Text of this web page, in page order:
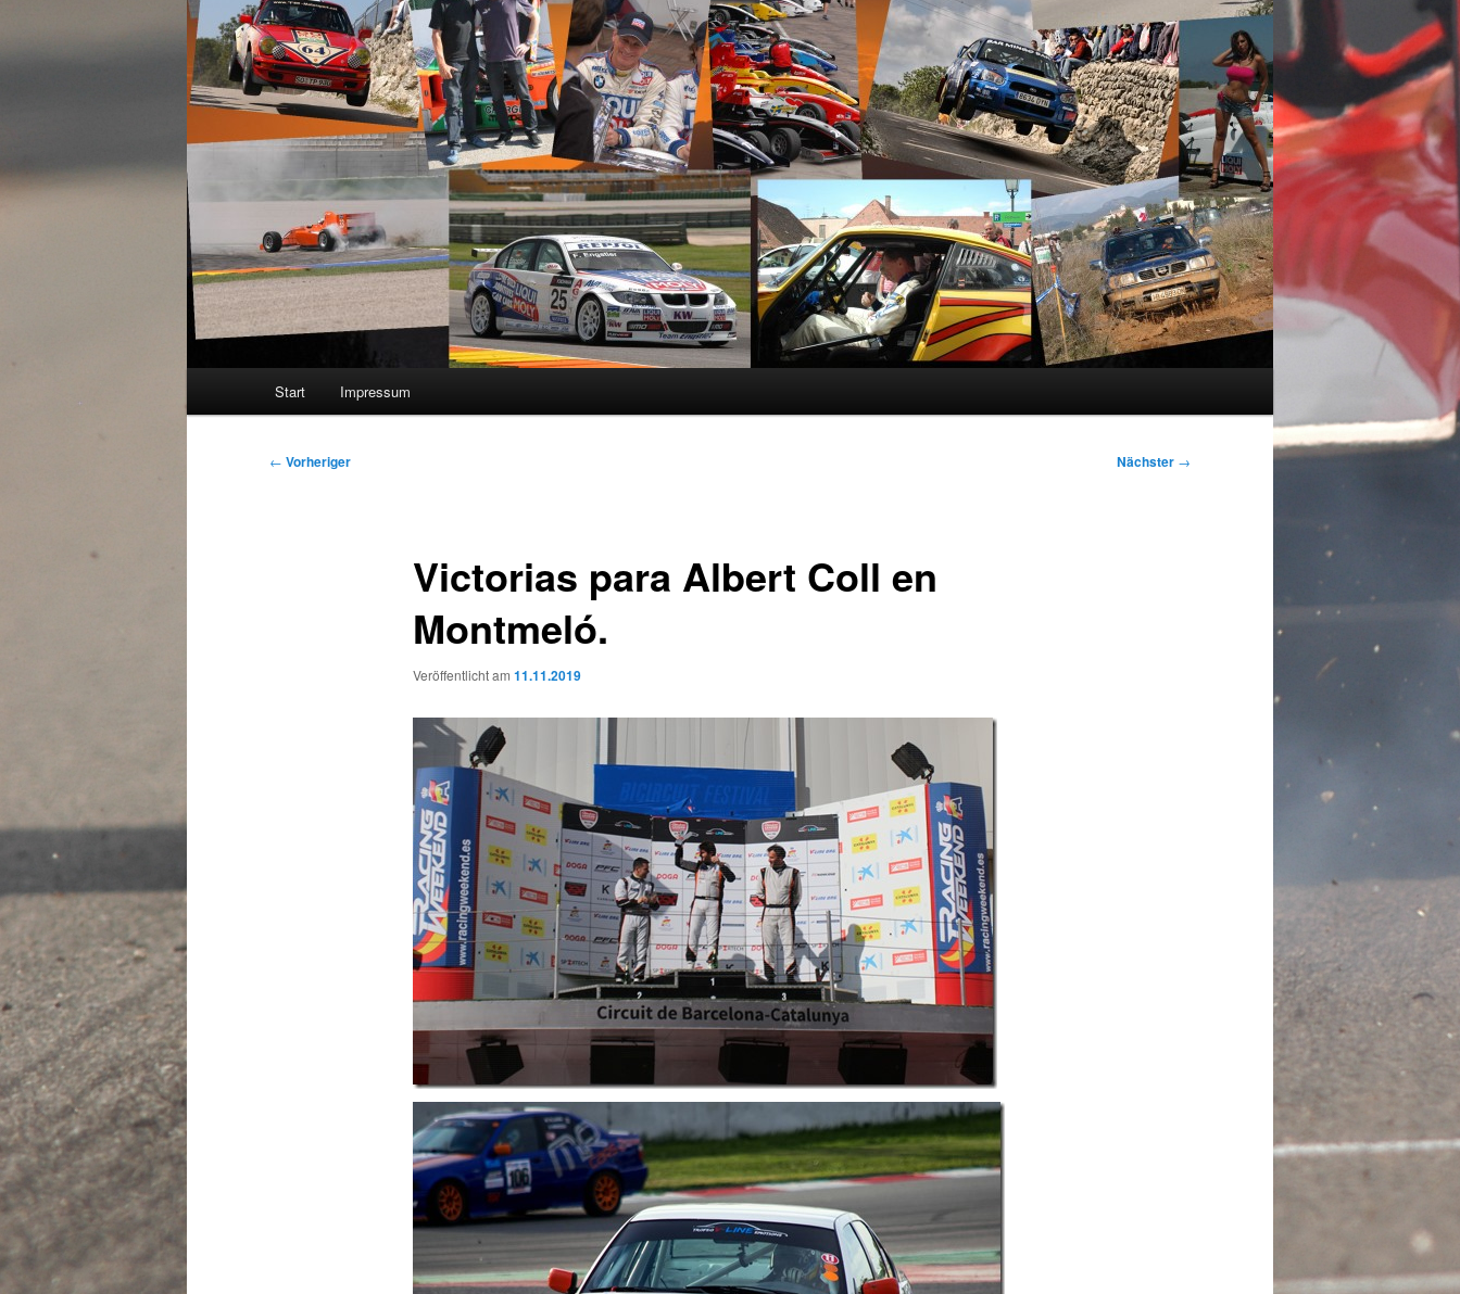
Start Impressum
Beitragsnavigation
← Vorheriger Nächster →
Victorias para Albert Coll en
Montmeló.
Veröffentlicht am 11.11.2019